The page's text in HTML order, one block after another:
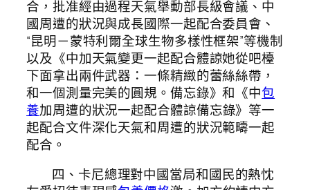
合，批准經由過程天氣舉動部長級會議、中
國周遭的狀況與成長國際一起配合委員會、
“昆明－蒙特利爾全球生物多樣性框架”等機制
以及《中加天氣變更一起配合體諒她從吧檯
下面拿出兩件武器：一條精緻的蕾絲絲帶，
和一個測量完美的圓規。備忘錄》和《中包
養加周遭的狀況一起配合體諒備忘錄》等一
起配合文件深化天氣和周遭的狀況範疇一起
配合。
四、卡尼總理對中國當局和國民的熱忱